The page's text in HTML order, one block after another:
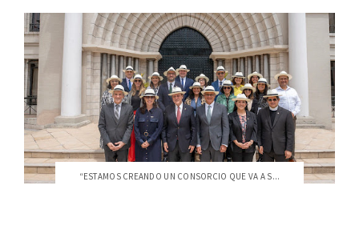
“ESTAMOS CREANDO UN CONSORCIO QUE VA A S...